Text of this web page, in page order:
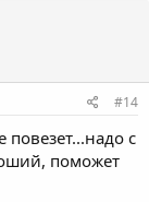
#14
повезет...надо с
поможет